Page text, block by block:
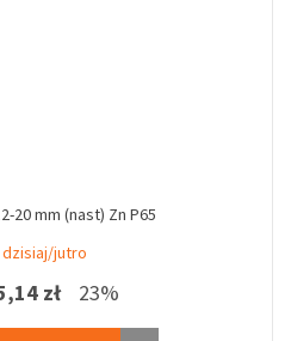
20 mm (nast) Zn P65
dzisiaj/jutro
zł 23%